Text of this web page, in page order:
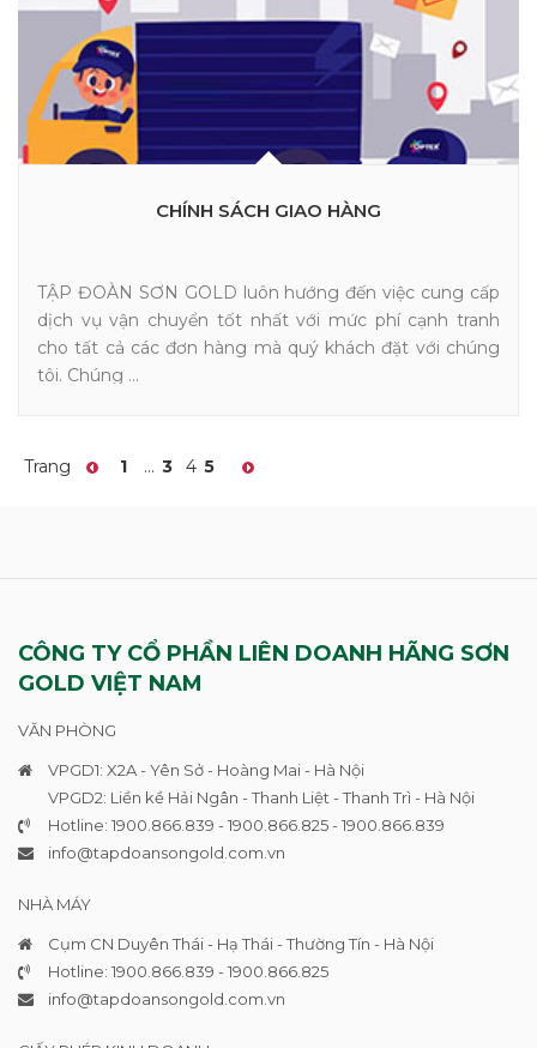
CHÍNH SÁCH GIAO HÀNG
TẬP ĐOÀN SƠN GOLD luôn hướng đến việc cung cấp
dịch vụ vận chuyển tốt nhất với mức phí cạnh tranh
cho tất cả các đơn hàng mà quý khách đặt với chúng
tôi. Chúng ...
Trang 1 ... 3 4 5
CÔNG TY CỔ PHẦN LIÊN DOANH HÃNG SƠN
GOLD VIỆT NAM
VĂN PHÒNG
VPGD1: X2A - Yên Sở - Hoàng Mai - Hà Nội
VPGD2: Liền kề Hải Ngân - Thanh Liệt - Thanh Trì - Hà Nội
Hotline: 1900.866.839 - 1900.866.825 - 1900.866.839
info@tapdoansongold.com .vn
NHÀ MÁY
Cụm CN Duyên Thái - Hạ Thái - Thường Tín - Hà Nội
Hotline: 1900.866.839 - 1900.866.825
info@tapdoansongold.com .vn